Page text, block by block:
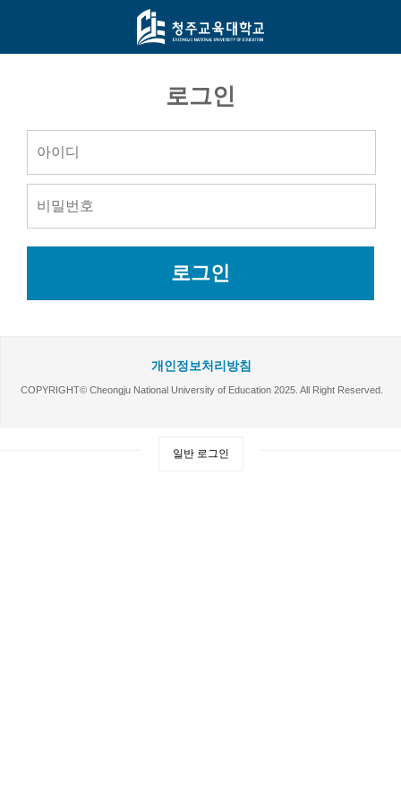
로그인
로그인
개인정보처리방침
COPYRIGHT© Cheongju National University of Education 2025. All Right Reserved.
일반 로그인